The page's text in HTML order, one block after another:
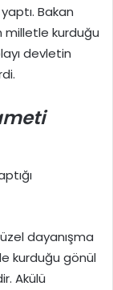
Bakan
milletle kurduğu
devletin
dayanışma
kurduğu gönül
Akülü